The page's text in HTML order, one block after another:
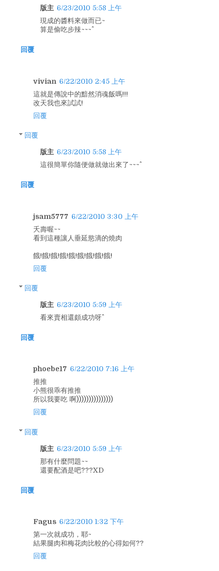
版主 6/23/2010 5:58 上午
現成的醬料來做而已~
算是偷吃步辣~~~^^
回覆
vivian 6/22/2010 2:45 上午
這就是傳說中的黯然消魂飯嗎!!!
改天我也來試試!
回覆
回覆
版主 6/23/2010 5:58 上午
這很簡單你隨便做就做出來了~~~^^
回覆
jsam5777 6/22/2010 3:30 上午
夭壽喔~~
看到這種讓人垂延慾滴的燒肉
餓!餓!餓!餓!餓!餓!餓!餓!餓!
回覆
回覆
版主 6/23/2010 5:59 上午
看來賣相還頗成功呀^^
回覆
phoebe17 6/22/2010 7:16 上午
推推
小熊很乖有推推
所以我要吃 啊)))))))))))))))
回覆
回覆
版主 6/23/2010 5:59 上午
那有什麼問題~~
還要配酒是吧???XD
回覆
Fagus 6/22/2010 1:32 下午
第一次就成功，耶~
結果腿肉和梅花肉比較的心得如何??
回覆